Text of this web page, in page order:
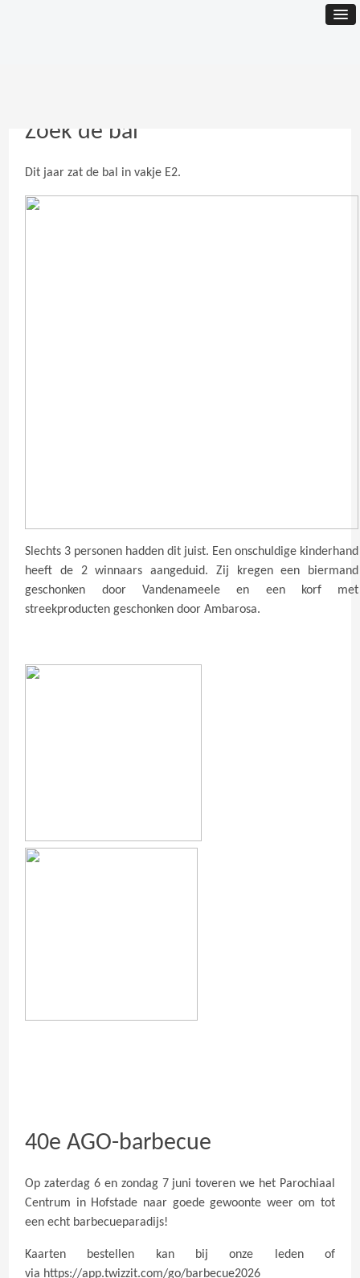
Zoek de bal
Dit jaar zat de bal in vakje E2.
Slechts 3 personen hadden dit juist. Een onschuldige kinderhand
heeft de 2 winnaars aangeduid. Zij kregen een biermand
geschonken door Vandenameele en een korf met
streekproducten geschonken door Ambarosa.
40e AGO-barbecue
Op zaterdag 6 en zondag 7 juni toveren we het Parochiaal
Centrum in Hofstade naar goede gewoonte weer om tot
een echt barbecueparadijs!
Kaarten bestellen kan bij onze leden of
via https://app.twizzit.com/go/barbecue2026